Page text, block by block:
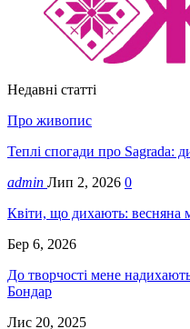
Недавні статті
Про живопис
Теплі спогади про Sagrada:
admin Лип 2, 2026 0
Квіти, що дихають: весняна
Бер 6, 2026
До творчості мене
Бондар
Лис 20, 2025